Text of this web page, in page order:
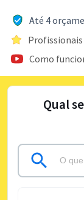
Até 4
Como
Qual